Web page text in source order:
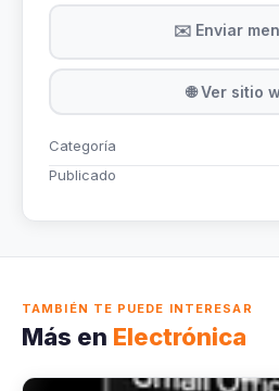
✉️ Enviar
🌐 Ver sitio
Categoría
Publicado
TAMBIÉN TE PUEDE INTERESAR
Más en Electrónica